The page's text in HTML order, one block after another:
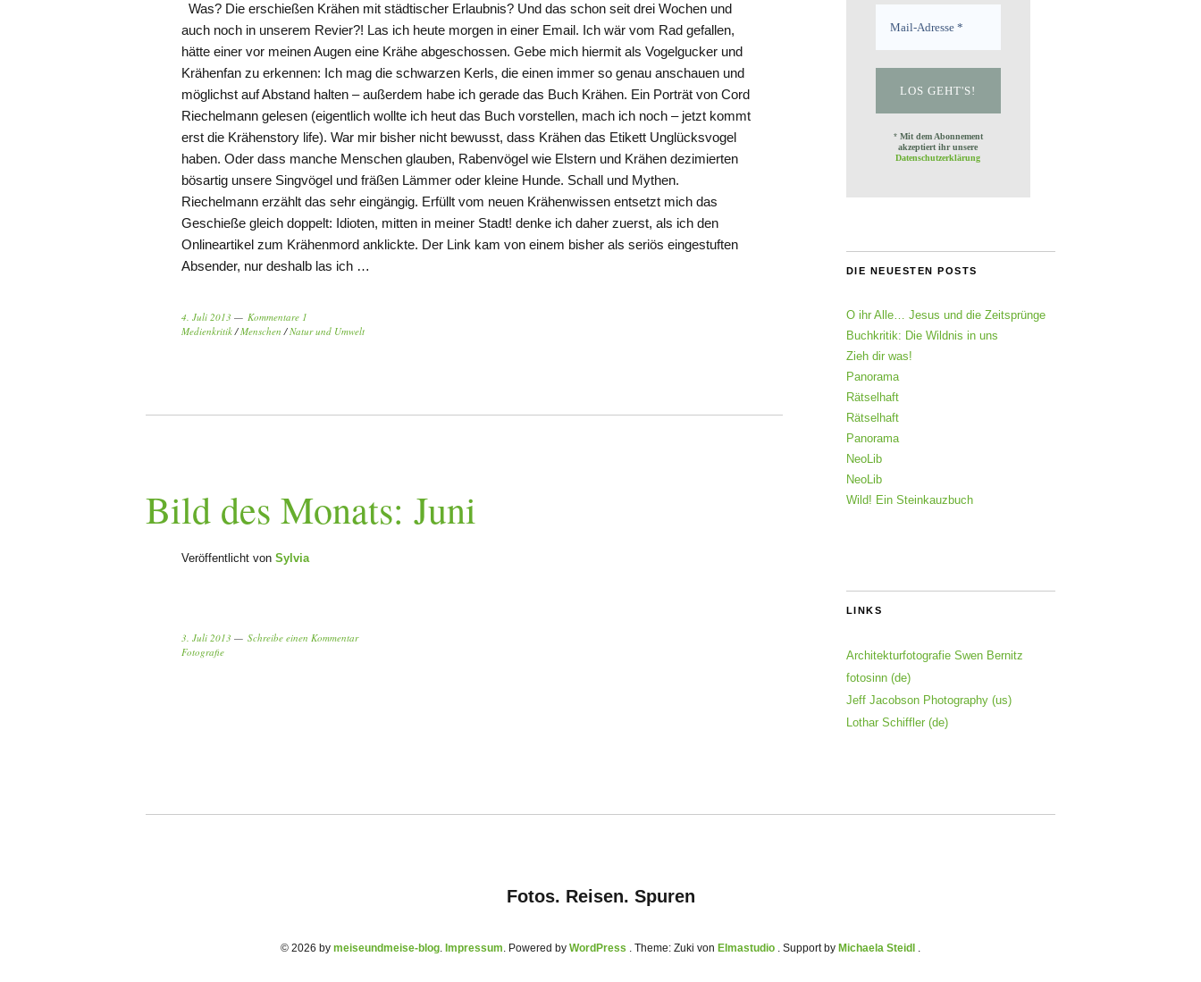
Was? Die erschießen Krähen mit städtischer Erlaubnis? Und das schon seit drei Wochen und
auch noch in unserem Revier?! Las ich heute morgen in einer Email. Ich wär vom Rad gefallen,
hätte einer vor meinen Augen eine Krähe abgeschossen. Gebe mich hiermit als Vogelgucker und
Krähenfan zu erkennen: Ich mag die schwarzen Kerls, die einen immer so genau anschauen und
möglichst auf Abstand halten – außerdem habe ich gerade das Buch Krähen. Ein Porträt von Cord
Riechelmann gelesen (eigentlich wollte ich heut das Buch vorstellen, mach ich noch – jetzt kommt
erst die Krähenstory life). War mir bisher nicht bewusst, dass Krähen das Etikett Unglücksvogel
haben. Oder dass manche Menschen glauben, Rabenvögel wie Elstern und Krähen dezimierten
bösartig unsere Singvögel und fräßen Lämmer oder kleine Hunde. Schall und Mythen.
Riechelmann erzählt das sehr eingängig. Erfüllt vom neuen Krähenwissen entsetzt mich das
Geschieße gleich doppelt: Idioten, mitten in meiner Stadt! denke ich daher zuerst, als ich den
Onlineartikel zum Krähenmord anklickte. Der Link kam von einem bisher als seriös eingestuften
Absender, nur deshalb las ich …
4. Juli 2013
Kommentare 1
Medienkritik/Menschen /Natur und Umwelt
Bild des Monats: Juni
Veröffentlicht von Sylvia
3. Juli 2013
Schreibe einen Kommentar
Fotografie
* Mit dem Abonnement
akzeptiert ihr unsere
Datenschutzerklärung
DIE NEUESTEN POSTS
O ihr Alle… Jesus und die Zeitsprünge
Buchkritik: Die Wildnis in uns
Zieh dir was!
Panorama
Rätselhaft
Rätselhaft
Panorama
NeoLib
NeoLib
Wild! Ein Steinkauzbuch
LINKS
Architekturfotografie Swen Bernitz
fotosinn (de)
Jeff Jacobson Photography (us)
Lothar Schiffler (de)
Fotos. Reisen. Spuren
© 2026 by meiseundmeise-blog Impressum Powered by WordPress Theme: Zuki von Elmastudio . Support by Michaela Steidl